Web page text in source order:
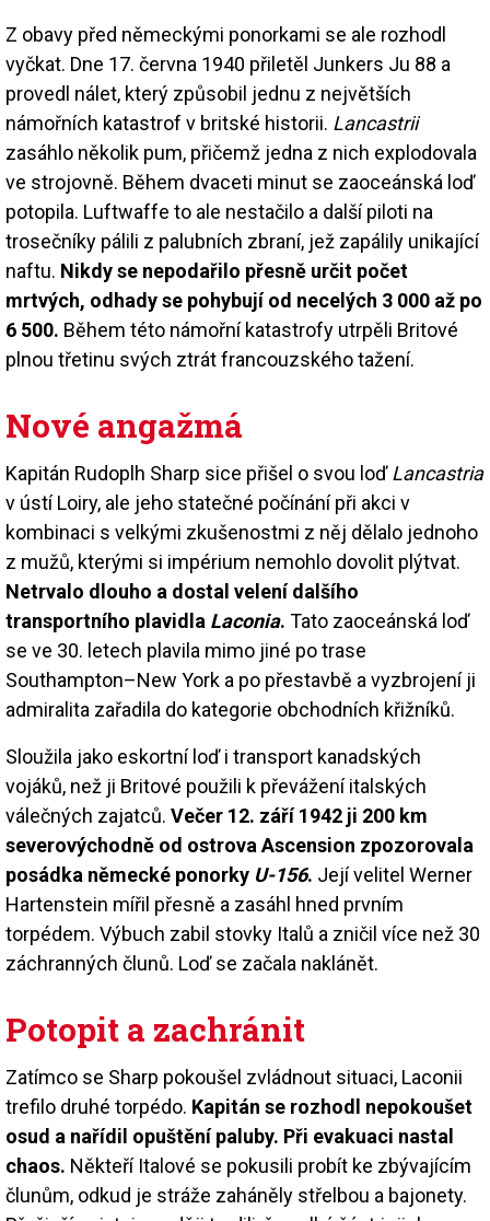
Z obavy před německými ponorkami se ale rozhodl
vyčkat. Dne 17. června 1940 přiletěl Junkers Ju 88 a
provedl nálet, který způsobil jednu z největších
námořních katastrof v britské historii. Lancastrii
zasáhlo několik pum, přičemž jedna z nich explodovala
ve strojovně. Během dvaceti minut se zaoceánská loď
potopila. Luftwaffe to ale nestačilo a další piloti na
trosečníky pálili z palubních zbraní, jež zapálily unikající
naftu. Nikdy se nepodařilo přesně určit počet
mrtvých, odhady se pohybují od necelých 3 000 až po
6 500. Během této námořní katastrofy utrpěli Britové
plnou třetinu svých ztrát francouzského tažení.
Nové angažmá
Kapitán Rudoplh Sharp sice přišel o svou loďLancastria
v ústí Loiry, ale jeho statečné počínání při akci v
kombinaci s velkými zkušenostmi z něj dělalo jednoho
z mužů, kterými si impérium nemohlo dovolit plýtvat.
Netrvalo dlouho a dostal velení dalšího
transportního plavidla Laconia. Tato zaoceánská loď
se ve 30. letech plavila mimo jiné po trase
Southampton–New York a po přestavbě a vyzbrojení ji
admiralita zařadila do kategorie obchodních křižníků.
Sloužila jako eskortní loď i transport kanadských
vojáků, než ji Britové použili k převážení italských
válečných zajatců. Večer 12. září 1942 ji 200 km
severovýchodně od ostrova Ascension zpozorovala
posádka německé ponorky U-156. Její velitel Werner
Hartenstein mířil přesně a zasáhl hned prvním
torpédem. Výbuch zabil stovky Italů a zničil více než 30
záchranných člunů. Loď se začala naklánět.
Potopit a zachránit
Zatímco se Sharp pokoušel zvládnout situaci, Laconii
trefilo druhé torpédo. Kapitán se rozhodl nepokoušet
osud a nařídil opuštění paluby. Při evakuaci nastal
chaos. Někteří Italové se pokusili probít ke zbývajícím
člunům, odkud je stráže zaháněly střelbou a bajonety.